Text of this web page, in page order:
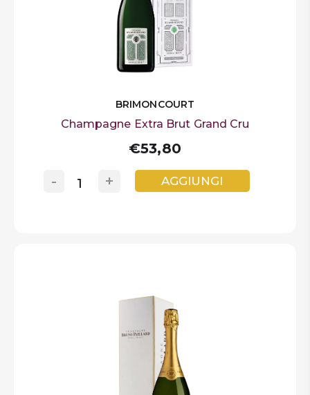
BRIMONCOURT
Champagne Extra Brut Grand Cru
€53,80
+
- AGGIUNGI